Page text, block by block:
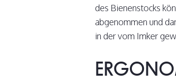
des Bienenstocks
abgenommen und
in der vom Imker